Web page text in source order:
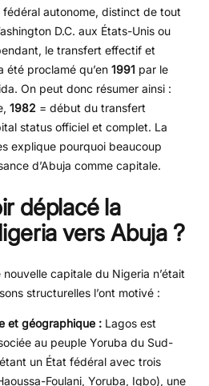
fédéral autonome, distinct de tout
D.C. aux États-Unis ou
le transfert effectif et
été proclamé qu’en 1991 par le
On peut donc résumer ainsi :
1982 = début du transfert
status officiel et complet. La
explique pourquoi beaucoup
d’Abuja comme capitale.
déplacé la
vers Abuja ?
nouvelle capitale du Nigeria n’était
structurelles l’ont motivé :
et géographique : Lagos est
au peuple Yoruba du Sud-
un État fédéral avec trois
Foulani, Yoruba, Igbo), une